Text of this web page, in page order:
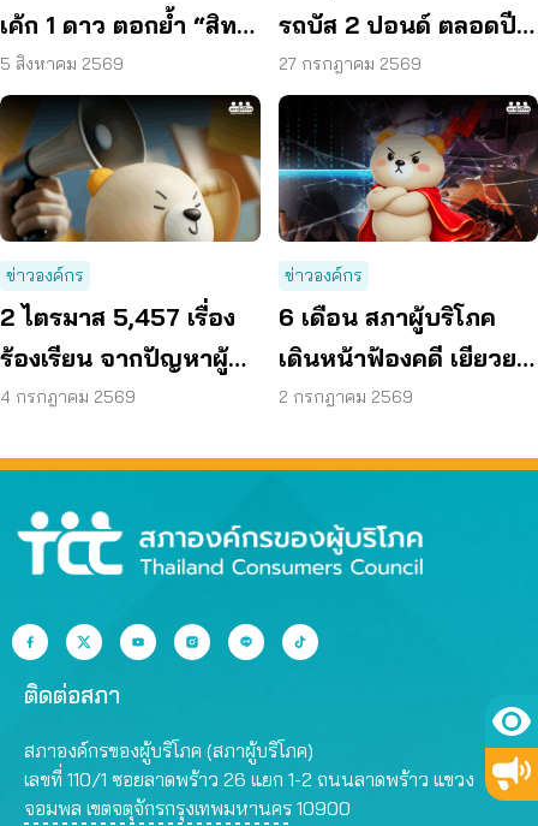
เค้ก 1 ดาว ตอกย้ำ “สิทธิ
ผู้บริโภค” แสดงความคิด
เห็นโดยสุจริต
5 สิงหาคม 2569
รถบัส 2 ปอนด์ ตลอดปี
70 ลดค่าครองชีพ
27 กรกฎาคม 2569
ข่าวองค์กร
2 ไตรมาส 5,457 เรื่อง
ร้องเรียน จากปัญหาผู้
บริโภค สู่การดันนโยบาย
4 กรกฎาคม 2569
ข่าวองค์กร
6 เดือน สภาผู้บริโภค
เดินหน้าฟ้องคดี เยียวยา
ได้กว่า 44 ล้านบาท
2 กรกฎาคม 2569
ติดต่อสภา
สภาองค์กรของผู้บริโภค (สภาผู้บริโภค)
เลขที่ 110/1 ซอยลาดพร้าว 26 แยก 1-2 ถนนลาดพร้าว แขวง
จอมพล เขตจตุจักรกรุงเทพมหานคร 10900